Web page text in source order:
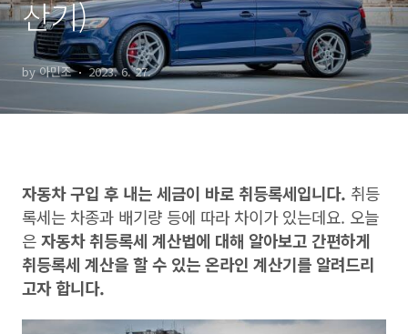
산기)
by 아민조 2023. 6. 27.
자동차 구입 후 내는 세금이 바로 취등록세입니다. 취등
록세는 차종과 배기량 등에 따라 차이가 있는데요. 오늘
은자동차 취등록세 계산법에 대해 알아보고 간편하게
취등록세 계산을 할 수 있는 온라인 계산기를 알려드리
고자 합니다.